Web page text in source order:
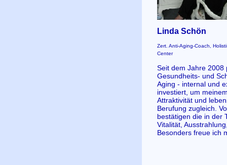
Linda Schön
Zert. Anti-Aging-Coach,
Center
Seit dem Jahre 2008
Gesundheits- und
Aging - internal und
investiert, um
Attraktivität und
Berufung zugleich.
bestätigen die in der
Vitalität,
Besonders freue ich